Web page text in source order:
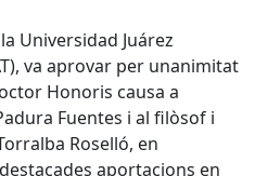
Universidad Juárez
va aprovar per unanimitat
Honoris causa a
Fuentes i al filòsof i
Roselló, en
aportacions en